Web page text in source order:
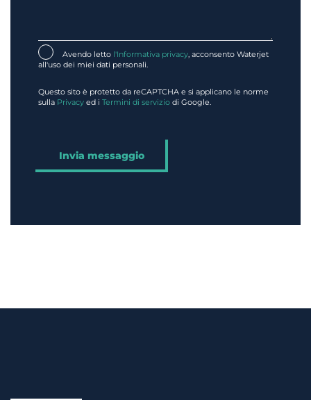
Avendo letto l'Informativa privacy, acconsento Waterjet
all'uso dei miei dati personali.
Questo sito è protetto da reCAPTCHA e si applicano le norme
sulla Privacy ed i Termini di servizio di Google.